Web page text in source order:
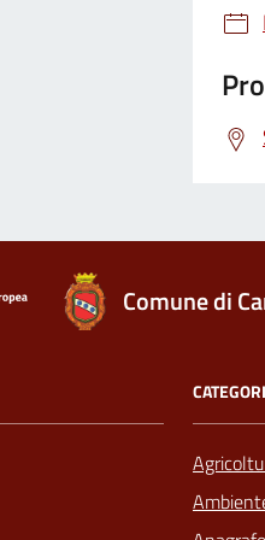
Comune di